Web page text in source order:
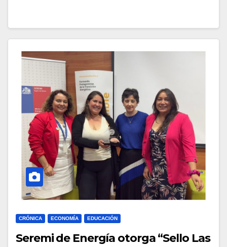
CRÓNICA ECONOMÍA EDUCACIÓN
Seremi de Energía otorga “Sello Las